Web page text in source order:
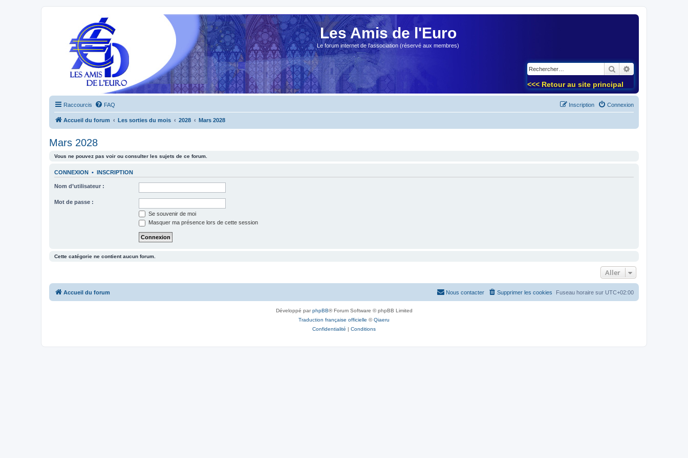
Les Amis de l'Euro
Le forum internet de l'association (réservé aux membres)
Rechercher
<<< Retour au site principal
Raccourcis FAQ Connexion
Inscription
Accueil du forum Les sorties du mois 2028 Mars 2028
Mars 2028
Vous ne pouvez pas voir ou consulter les sujets de ce forum.
CONNEXION • INSCRIPTION
Nom d’utilisateur :
Mot de passe :
Se souvenir de moi
Masquer ma présence lors de cette session
Cette catégorie ne contient aucun forum.
Aller
Accueil du forum Fuseau horaire sur UTC+02:00
Supprimer les cookies
Nous contacter
Développé parphpBB® Forum Software © phpBB Limited
Traduction française officielle ©Qiaeru
Confidentialité | Conditions